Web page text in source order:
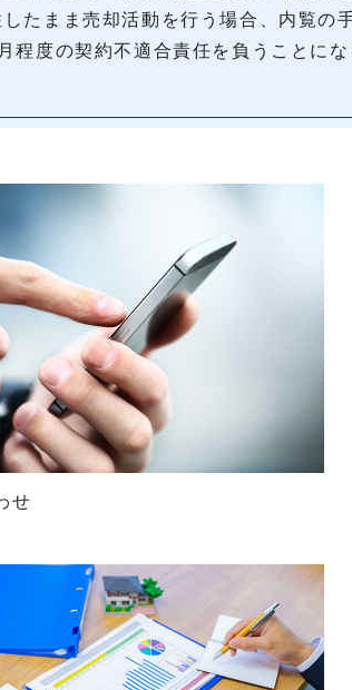
したまま売却活動を行う場合、内覧の
程度の契約不適合責任を負うことにな
せ